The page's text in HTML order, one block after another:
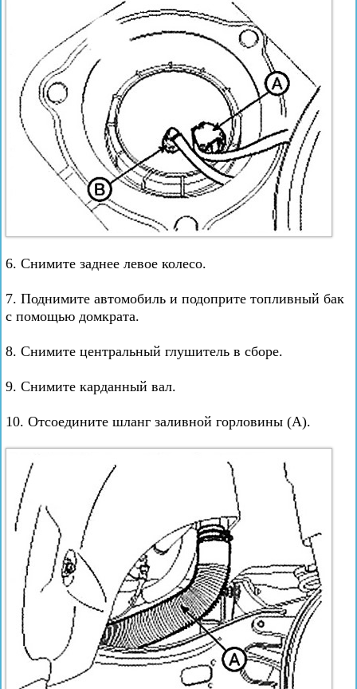
6. Снимите заднее левое колесо.
7. Поднимите автомобиль и подоприте топливный бак
с помощью домкрата.
8. Снимите центральный глушитель в сборе.
9. Снимите карданный вал.
10. Отсоедините шланг заливной горловины (А).